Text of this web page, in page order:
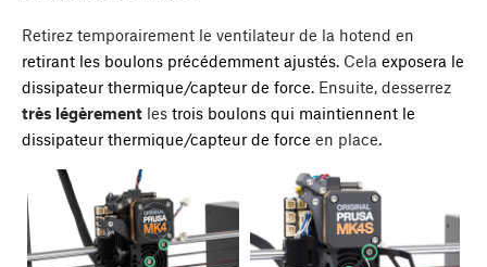
Retirez temporairement le ventilateur de la hotend en
retirant les boulons précédemment ajustés. Cela exposera le
dissipateur thermique/capteur de force. Ensuite, desserrez
très légèrement les trois boulons qui maintiennent le
dissipateur thermique/capteur de force en place.